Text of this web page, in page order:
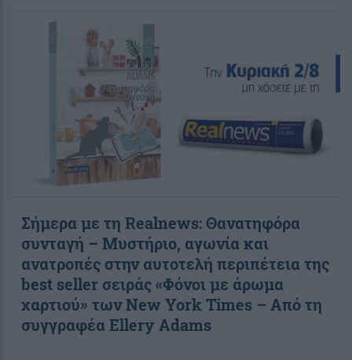
Σήμερα με τη Realnews: Θανατηφόρα
συνταγή – Μυστήριο, αγωνία και
ανατροπές στην αυτοτελή περιπέτεια της
best seller σειράς «Φόνοι με άρωμα
χαρτιού» των New York Times – Από τη
συγγραφέα Ellery Adams